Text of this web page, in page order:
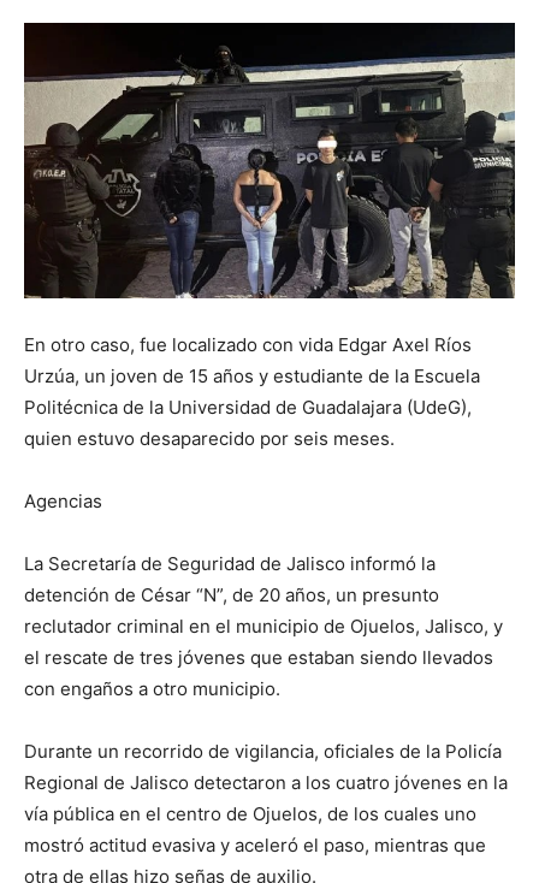
En otro caso, fue localizado con vida Edgar Axel Ríos
Urzúa, un joven de 15 años y estudiante de la Escuela
Politécnica de la Universidad de Guadalajara (UdeG),
quien estuvo desaparecido por seis meses.
Agencias
La Secretaría de Seguridad de Jalisco informó la
detención de César “N”, de 20 años, un presunto
reclutador criminal en el municipio de Ojuelos, Jalisco, y
el rescate de tres jóvenes que estaban siendo llevados
con engaños a otro municipio.
Durante un recorrido de vigilancia, oficiales de la Policía
Regional de Jalisco detectaron a los cuatro jóvenes en la
vía pública en el centro de Ojuelos, de los cuales uno
mostró actitud evasiva y aceleró el paso, mientras que
otra de ellas hizo señas de auxilio.